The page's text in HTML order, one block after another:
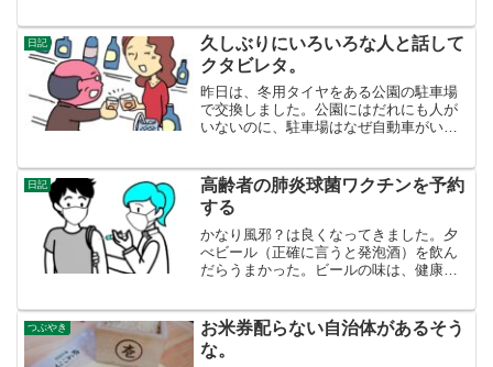
障が発病しないか、怖くて飲みませんで
した。」と言うと、ドクター...
日記
久しぶりにいろいろな人と話して
クタビレタ。
昨日は、冬用タイヤをある公園の駐車場
で交換しました。公園にはだれにも人が
いないのに、駐車場はなぜ自動車がいっ
みなんだろうかな。元気なうちは自分で
タイヤを変えないといけな...
日記
高齢者の肺炎球菌ワクチンを予約
する
かなり風邪？は良くなってきました。夕
べビール（正確に言うと発泡酒）を飲ん
だらうまかった。ビールの味は、健康の
ます。ひとつは、大腸ポリープ検査で
す。２年前にポリープを５ヶ切...
つぶやき
お米券配らない自治体があるそう
な。